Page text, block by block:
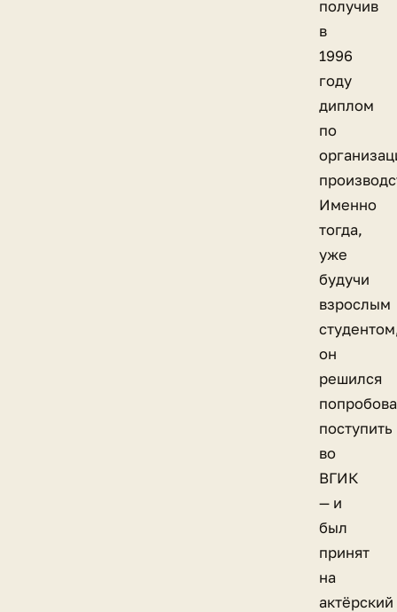
получив
в
1996
году
диплом
по
Именно
тогда,
уже
будучи
взрослым
он
решился
поступить
во
ВГИК
— и
был
принят
на
актёрский